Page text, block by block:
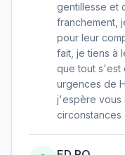
gentillesse et
franchement,
pour leur
fait, je tiens à
que tout s'est
urgences de
j'espère vous
circonstances